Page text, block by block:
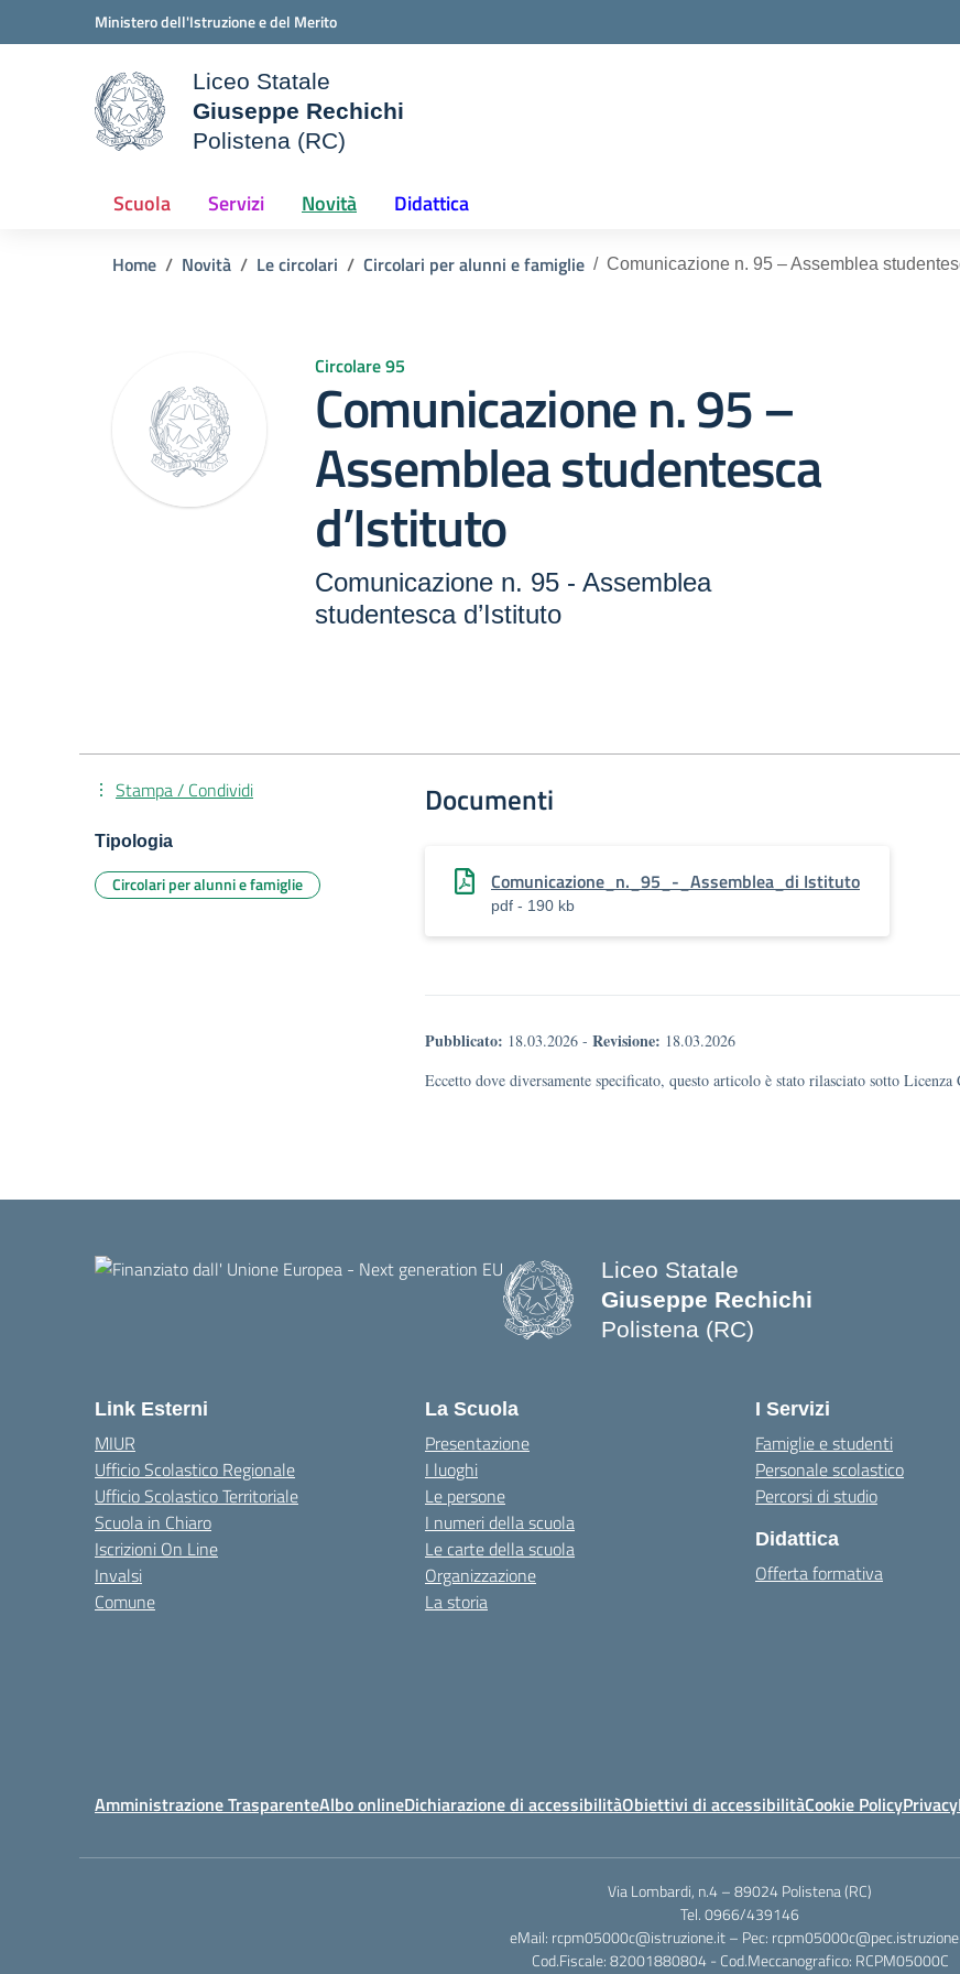
Vai ai contenuti
Vai al menu di navigazioneMinistero dell'Istruzione e del Merito
della scuola
Liceo Statale
Giuseppe Rechichi
Polistena (RC)
Scuola Servizi Novità Didattica
Home Novità Le circolari Circolari per alunni e famiglie Comunicazione n. 95 – Assemblea
Circolare 95
Comunicazione n. 95 –
Assemblea studentesca
d’Istituto
Comunicazione n. 95 - Assemblea
studentesca d’Istituto
Documenti
Comunicazione_n._95_-_Assemblea_di Istituto
pdf - 190 kb
Pubblicato: 18.03.2026 - Revisione: 18.03.2026
Eccetto dove diversamente specificato, questo articolo è stato rilasciato sotto
Stampa / Condividi
Tipologia
Circolari per alunni e famiglie
Liceo Statale
Giuseppe Rechichi
Polistena (RC)
Link Esterni
MIUR
Ufficio Scolastico Regionale
Ufficio Scolastico Territoriale
Scuola in Chiaro
Iscrizioni On Line
Invalsi
Comune
La Scuola
Presentazione
I luoghi
Le persone
I numeri della scuola
Le carte della scuola
Organizzazione
La storia
I Servizi
Famiglie e studenti
Personale scolastico
Percorsi di studio
Didattica
Offerta formativa
Amministrazione TrasparenteAlbo onlineDichiarazione di accessibilitàObiettivi di accessibilitàCookie PolicyPrivacy
Via Lombardi, n.4 – 89024 Polistena (RC)
Tel. 0966/439146
eMail: rcpm05000c@istruzione.it – Pec:
Cod.Fiscale: 82001880804 - Cod.Meccanografico: RCPM05000C